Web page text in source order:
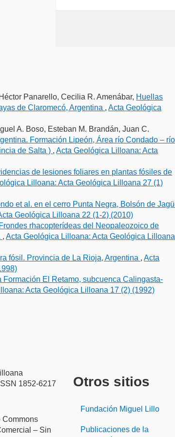
Panarello, Cecilia R. Amenábar, Huellas
de Claromecó, Argentina ,Acta Geológica
A. Boso, Esteban M. Brandán, Juan C.
Formación Lipeón, Área río Condado – río
de Salta ) ,Acta Geológica Lilloana: Acta
de lesiones foliares en plantas fósiles de
Lilloana: Acta Geológica Lilloana 27 (1)
et al. en el cerro Punta Negra, Bolsón de
Geológica Lilloana 22 (1-2) (2010)
Frondes rhacopterídeas del Neopaleozoico de
,Acta Geológica Lilloana: Acta Geológica Lilloana
fósil. Provincia de La Rioja, Argentina ,Acta
Formación El Retamo, subcuenca Calingasta-
Acta Geológica Lilloana 17 (2) (1992)
1852-6217
Commons
– Sin
Otros sitios
Fundación Miguel Lillo
Publicaciones de la